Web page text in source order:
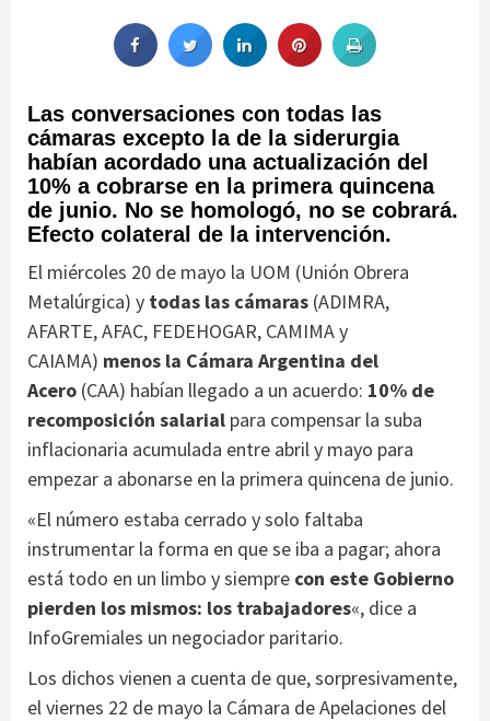
Las conversaciones con todas las
cámaras excepto la de la siderurgia
habían acordado una actualización del
10% a cobrarse en la primera quincena
de junio. No se homologó, no se cobrará.
Efecto colateral de la intervención.
El miércoles 20 de mayo la UOM (Unión Obrera
Metalúrgica) y todas las cámaras (ADIMRA,
AFARTE, AFAC, FEDEHOGAR, CAMIMA y
CAIAMA) menos la Cámara Argentina del
Acero (CAA) habían llegado a un acuerdo: 10% de
recomposición salarial para compensar la suba
inflacionaria acumulada entre abril y mayo para
empezar a abonarse en la primera quincena de junio.
«El número estaba cerrado y solo faltaba
instrumentar la forma en que se iba a pagar; ahora
está todo en un limbo y siempre con este Gobierno
pierden los mismos: los trabajadores«, dice a
InfoGremiales un negociador paritario.
Los dichos vienen a cuenta de que, sorpresivamente,
el viernes 22 de mayo la Cámara de Apelaciones del